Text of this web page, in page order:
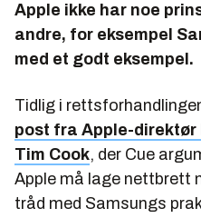
Apple ikke har noe
andre, for eksempel
med et godt eksempel.
Tidlig i
post fra Apple-direktør
Tim Cook, der Cue
Apple må lage nettbrett
tråd med Samsungs